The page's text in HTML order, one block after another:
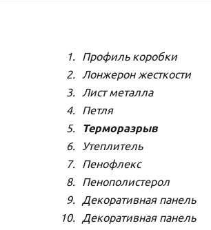
Профиль коробки
Лонжерон жесткости
Лист металла
Петля
Терморазрыв
Утеплитель
Пенофлекс
Пенополистерол
Декоративная панель
Декоративная панель